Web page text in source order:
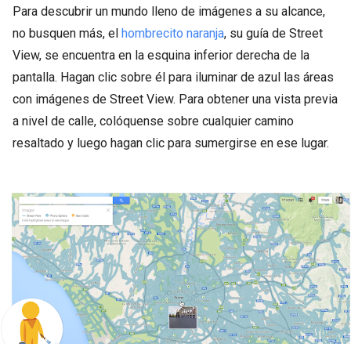
Para descubrir un mundo lleno de imágenes a su alcance,
no busquen más, el hombrecito naranja, su guía de Street
View, se encuentra en la esquina inferior derecha de la
pantalla. Hagan clic sobre él para iluminar de azul las áreas
con imágenes de Street View. Para obtener una vista previa
a nivel de calle, colóquense sobre cualquier camino
resaltado y luego hagan clic para sumergirse en ese lugar.